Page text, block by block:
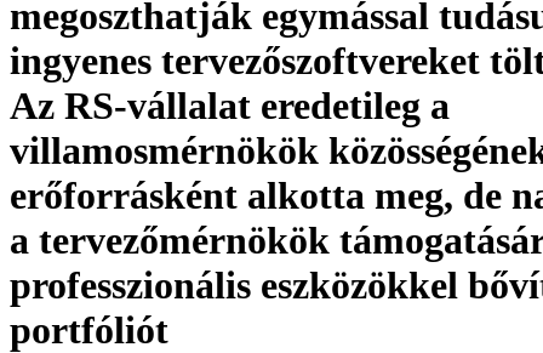
megoszthatják egymással
ingyenes tervezőszoftvereket
Az RS-vállalat eredetileg a
villamosmérnökök
erőforrásként alkotta meg, de
a tervezőmérnökök
professzionális eszközökkel
portfóliót